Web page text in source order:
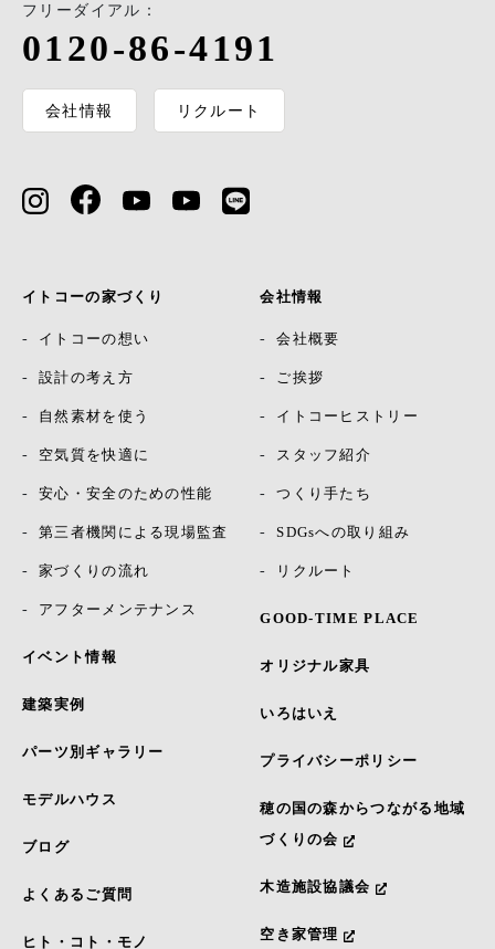
フリーダイアル：
0120-86-4191
会社情報 リクルート
イトコーの家づくり
イトコーの想い
設計の考え方
自然素材を使う
空気質を快適に
安心・安全のための性能
第三者機関による現場監査
家づくりの流れ
アフターメンテナンス
イベント情報
建築実例
パーツ別ギャラリー
モデルハウス
ブログ
よくあるご質問
ヒト・コト・モノ
会社情報
会社概要
ご挨拶
イトコーヒストリー
スタッフ紹介
つくり手たち
SDGsへの取り組み
リクルート
GOOD-TIME PLACE
オリジナル家具
いろはいえ
プライバシーポリシー
穂の国の森からつながる地域
づくりの会
木造施設協議会
空き家管理